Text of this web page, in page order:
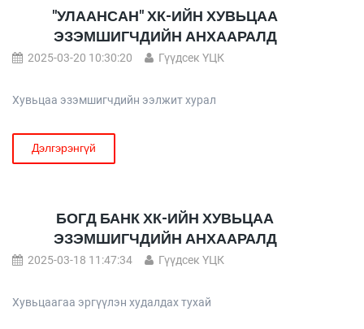
"УЛААНСАН" ХК-ИЙН ХУВЬЦАА
ЭЗЭМШИГЧДИЙН АНХААРАЛД
2025-03-20 10:30:20 Гүүдсек ҮЦК
Хувьцаа эзэмшигчдийн ээлжит хурал
Дэлгэрэнгүй
БОГД БАНК ХК-ИЙН ХУВЬЦАА
ЭЗЭМШИГЧДИЙН АНХААРАЛД
2025-03-18 11:47:34 Гүүдсек ҮЦК
Хувьцаагаа эргүүлэн худалдах тухай